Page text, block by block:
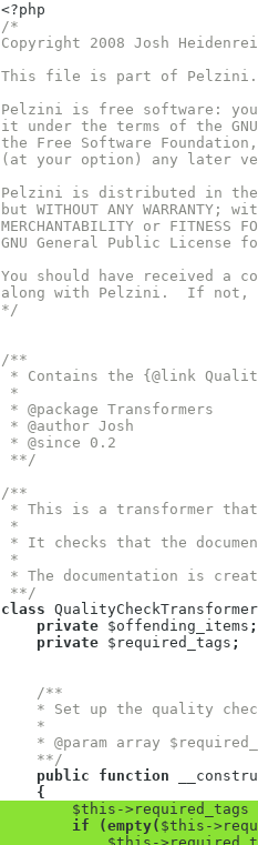
<?php
/*
Copyright 2008 Josh
This file is part of Pelzini.
Pelzini is free software:
it under the terms of the
the Free Software
(at your option) any later
Pelzini is distributed in
but WITHOUT ANY
MERCHANTABILITY or FITNESS
GNU General Public License
You should have received a
along with Pelzini.  If not,
*/
/**
* Contains the {@link
*
* @package Transformers
* @author Josh
* @since 0.2
**/
/**
* This is a transformer that
*
* It checks that the
*
* The documentation is
**/
class QualityCheckTransformer
private $offending_items ;
private $required_tags ;
/**
* Set up the quality
*
* @param array
**/
public function
{
$this ->required_tags
if (empty( $this ->